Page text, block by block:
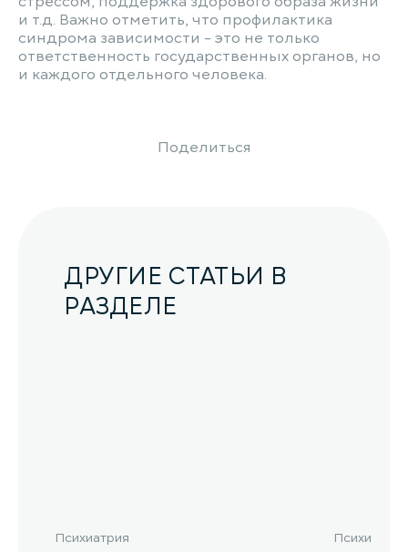
и т.д. Важно отметить, что профилактика
синдрома зависимости - это не только
ответственность государственных органов, но
и каждого отдельного человека.
Поделиться
ДРУГИЕ СТАТЬИ В
РАЗДЕЛЕ
Психиатрия Психиатрия